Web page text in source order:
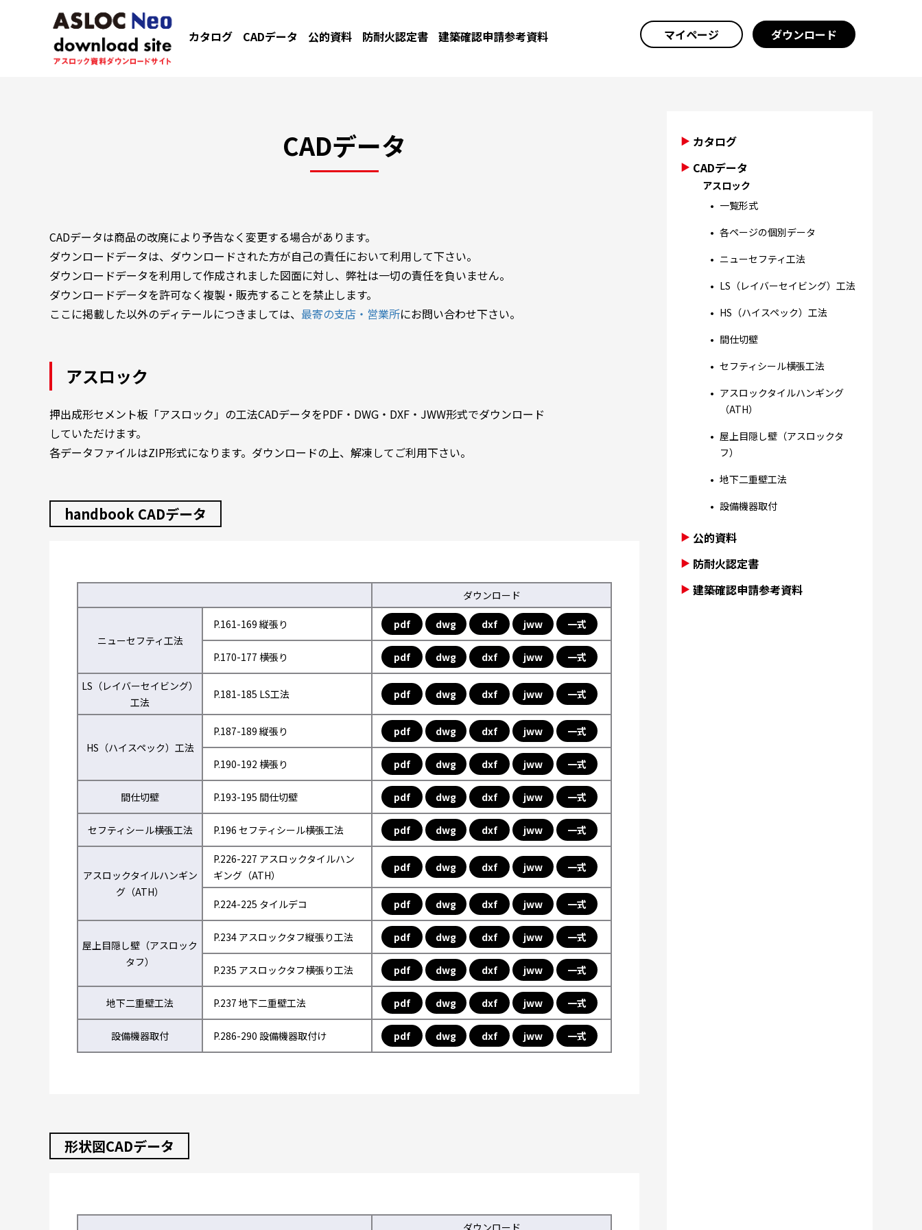
カタログ CADデータ 公的資料 防耐火認定書 建築確認申請参考資料 マイページ ダウンロード
CADデータ
CADデータは商品の改廃により予告なく変更する場合があります。
ダウンロードデータは、ダウンロードされた方が自己の責任において利用して下さい。
ダウンロードデータを利用して作成されました図面に対し、弊社は一切の責任を負いません。
ダウンロードデータを許可なく複製・販売することを禁止します。
ここに掲載した以外のディテールにつきましては、 最寄の支店・営業所にお問い合わせ下さい。
アスロック
押出成形セメント板「アスロック」の工法CADデータをPDF・DWG・DXF・JWW形式でダウンロード
していただけます。
各データファイルはZIP形式になります。ダウンロードの上、解凍してご利用下さい。
handbook CADデータ
ダウンロード
ニューセフティ工法
P.161-169 縦張り pdf dwg dxf jww 一式
P.170-177 横張り pdf dwg dxf jww 一式
LS（レイバーセイビング）
工法
P.181-185 LS工法 pdf dwg dxf jww 一式
HS（ハイスペック）工法
P.187-189 縦張り pdf dwg dxf jww 一式
P.190-192 横張り pdf dwg dxf jww 一式
間仕切壁 P.193-195 間仕切壁 pdf dwg dxf jww 一式
セフティシール横張工法 P.196 セフティシール横張工法 pdf dwg dxf jww 一式
アスロックタイルハンギン
グ（ATH）
P.226-227 アスロックタイルハン
ギング（ATH）
pdf dwg dxf jww 一式
P.224-225 タイルデコ pdf dwg dxf jww 一式
屋上目隠し壁（アスロック
タフ）
P.234 アスロックタフ縦張り工法 pdf dwg dxf jww 一式
P.235 アスロックタフ横張り工法 pdf dwg dxf jww 一式
地下二重壁工法 P.237 地下二重壁工法 pdf dwg dxf jww 一式
設備機器取付 P.286-290 設備機器取付け pdf dwg dxf jww 一式
形状図CADデータ
ダウンロード
カタログ
CADデータ
アスロック
一覧形式
各ページの個別データ
ニューセフティ工法
LS（レイバーセイビング）工法
HS（ハイスペック）工法
間仕切壁
セフティシール横張工法
アスロックタイルハンギング
（ATH）
屋上目隠し壁（アスロックタ
フ）
地下二重壁工法
設備機器取付
公的資料
防耐火認定書
建築確認申請参考資料